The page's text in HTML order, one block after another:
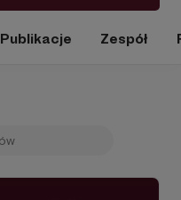
Publikacje Zespół